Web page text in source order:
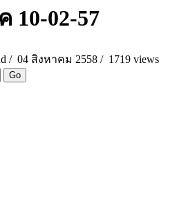
10-02-57
/ 04 สิงหาคม 2558 / 1719 views
Go